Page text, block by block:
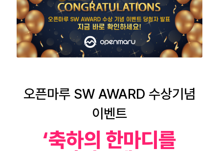
오픈마루 SW AWARD 수상기념
이벤트
‘축하의 한마디를